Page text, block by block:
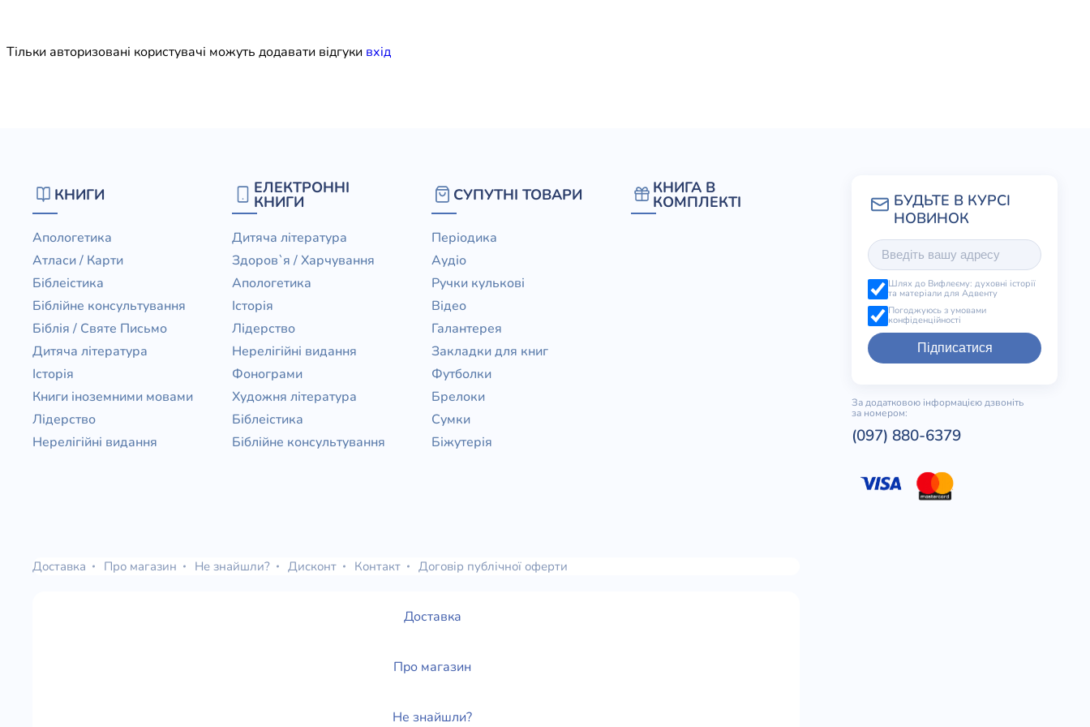
Художня література
Тільки авторизовані користувачі можуть додавати відгуки вхiд
КНИГИ
Апологетика
Атласи / Карти
Біблеістика
Біблійне консультування
Біблія / Святе Письмо
Дитяча література
Історія
Книги іноземними мовами
Лідерство
Нерелігійні видання
ЕЛЕКТРОННІ
КНИГИ
Дитяча література
Здоров`я / Харчування
Апологетика
Історія
Лідерство
Нерелігійні видання
Фонограми
Художня література
Біблеістика
Біблійне консультування
СУПУТНІ ТОВАРИ
Періодика
Аудіо
Ручки кулькові
Відео
Галантерея
Закладки для книг
Футболки
Брелоки
Сумки
Біжутерія
КНИГА В
КОМПЛЕКТІ
Шлях до Вифлеєму: духовні історії
та матеріали для Адвенту
Погоджуюсь з умовами
конфіденційності
Підписатися
За додатковою інформацією дзвоніть
за номером:
(097) 880-6379
Доставка Про магазин Не знайшли? Дисконт Контакт Договір публічної оферти
Доставка
Про магазин
Не знайшли?